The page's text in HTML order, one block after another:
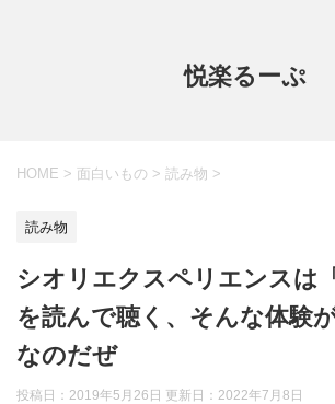
悦楽るーぷ
HOME > 面白いもの > 読み物 >
読み物
シオリエクスペリエンスは
を読んで聴く、そんな体験
なのだぜ
投稿日：2019年5月26日 更新日： 2022年7月8日